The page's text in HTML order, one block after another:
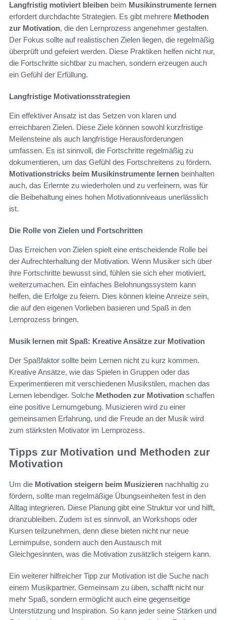
Langfristig motiviert bleiben beim Musikinstrumente lernen
erfordert durchdachte Strategien. Es gibt mehrere Methoden
zur Motivation, die den Lernprozess angenehmer gestalten.
Der Fokus sollte auf realistischen Zielen liegen, die regelmäßig
überprüft und gefeiert werden. Diese Praktiken helfen nicht nur,
die Fortschritte sichtbar zu machen, sondern erzeugen auch
ein Gefühl der Erfüllung.
Langfristige Motivationsstrategien
Ein effektiver Ansatz ist das Setzen von klaren und
erreichbaren Zielen. Diese Ziele können sowohl kurzfristige
Meilensteine als auch langfristige Herausforderungen
umfassen. Es ist sinnvoll, die Fortschritte regelmäßig zu
dokumentieren, um das Gefühl des Fortschreitens zu fördern.
Motivationstricks beim Musikinstrumente lernen beinhalten
auch, das Erlernte zu wiederholen und zu verfeinern, was für
die Beibehaltung eines hohen Motivationniveaus unerlässlich
ist.
Die Rolle von Zielen und Fortschritten
Das Erreichen von Zielen spielt eine entscheidende Rolle bei
der Aufrechterhaltung der Motivation. Wenn Musiker sich über
ihre Fortschritte bewusst sind, fühlen sie sich eher motiviert,
weiterzumachen. Ein einfaches Belohnungssystem kann
helfen, die Erfolge zu feiern. Dies können kleine Anreize sein,
die auf den eigenen Vorlieben basieren und Spaß in den
Lernprozess bringen.
Musik lernen mit Spaß: Kreative Ansätze zur Motivation
Der Spaßfaktor sollte beim Lernen nicht zu kurz kommen.
Kreative Ansätze, wie das Spielen in Gruppen oder das
Experimentieren mit verschiedenen Musikstilen, machen das
Lernen lebendiger. Solche Methoden zur Motivation schaffen
eine positive Lernumgebung. Musizieren wird zu einer
gemeinsamen Erfahrung, und die Freude an der Musik wird
zum stärksten Motivator im Lernprozess.
Tipps zur Motivation und Methoden zur
Motivation
Um die Motivation steigern beim Musizieren nachhaltig zu
fördern, sollte man regelmäßige Übungseinheiten fest in den
Alltag integrieren. Diese Planung gibt eine Struktur vor und hilft,
dranzubleiben. Zudem ist es sinnvoll, an Workshops oder
Kursen teilzunehmen, denn diese bieten nicht nur neue
Lernimpulse, sondern auch den Austausch mit
Gleichgesinnten, was die Motivation zusätzlich steigern kann.
Ein weiterer hilfreicher Tipp zur Motivation ist die Suche nach
einem Musikpartner. Gemeinsam zu üben, schafft nicht nur
mehr Spaß, sondern ermöglicht auch eine gegenseitige
Unterstützung und Inspiration. So kann jeder seine Stärken und